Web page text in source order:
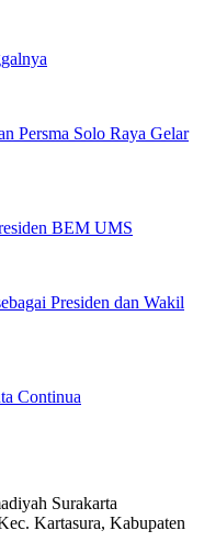
Persma Solo Raya Gelar
BEM UMS
Presiden dan Wakil
Continua
Surakarta
Kartasura, Kabupaten